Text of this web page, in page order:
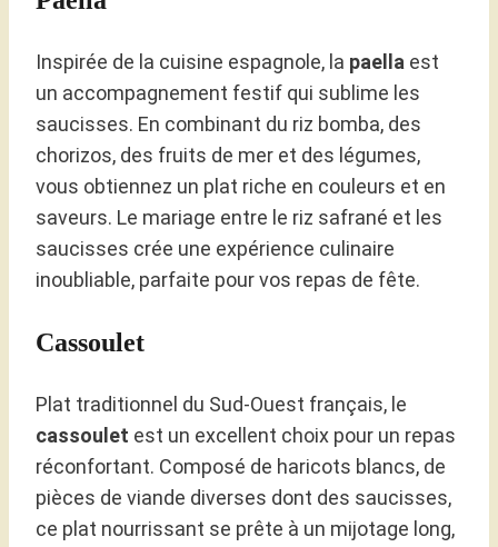
Inspirée de la cuisine espagnole, la paella est
un accompagnement festif qui sublime les
saucisses. En combinant du riz bomba, des
chorizos, des fruits de mer et des légumes,
vous obtiennez un plat riche en couleurs et en
saveurs. Le mariage entre le riz safrané et les
saucisses crée une expérience culinaire
inoubliable, parfaite pour vos repas de fête.
Cassoulet
Plat traditionnel du Sud-Ouest français, le
cassoulet est un excellent choix pour un repas
réconfortant. Composé de haricots blancs, de
pièces de viande diverses dont des saucisses,
ce plat nourrissant se prête à un mijotage long,